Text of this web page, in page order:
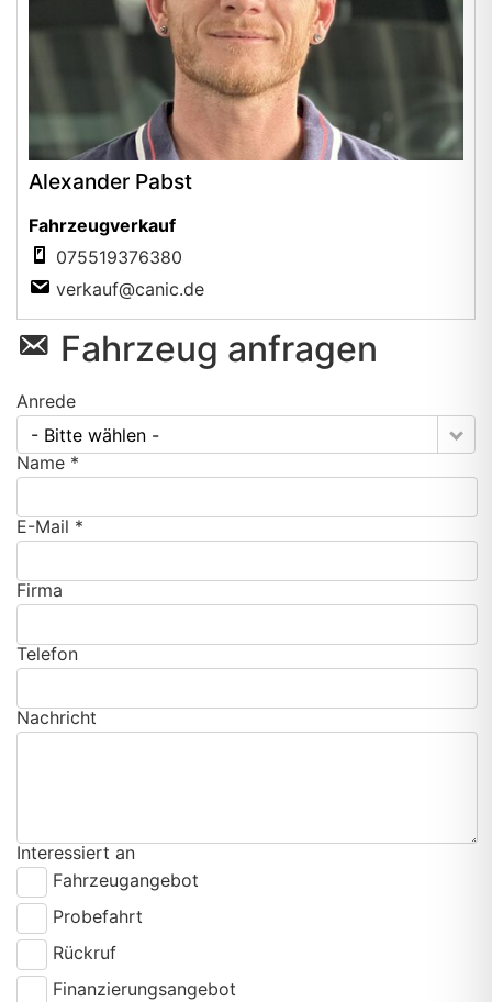
Alexander Pabst
Fahrzeugverkauf
075519376380
verkauf@canic.de
Fahrzeug anfragen
Anrede
- Bitte wählen -
Name *
E-Mail *
Firma
Telefon
Nachricht
Interessiert an
Fahrzeugangebot
Probefahrt
Rückruf
Finanzierungsangebot